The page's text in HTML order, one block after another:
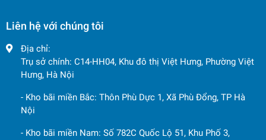
Liên hệ với chúng tôi
Địa chỉ:
Trụ sở chính: C14-HH04, Khu đô thị Việt Hưng, Phường Việt
Hưng, Hà Nội
- Kho bãi miền Bắc: Thôn Phù Dực 1, Xã Phù Đổng, TP Hà
Nội
- Kho bãi miền Nam: Số 782C Quốc Lộ 51, Khu Phố 3,